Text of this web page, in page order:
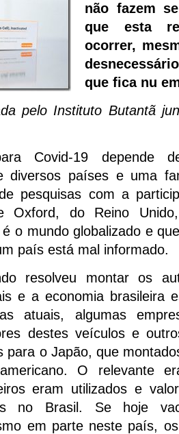
não fazem
que esta
ocorrer,
que fica nu
pelo Instituto Butantã
Covid-19 depende
diversos países e uma
pesquisas com a
Oxford, do Reino
o mundo globalizado e
país está mal informado.
resolveu montar os
e a economia brasileira
atuais, algumas
destes veículos e
para o Japão, que
O relevante
eram utilizados e
no Brasil. Se hoje
em parte neste país,